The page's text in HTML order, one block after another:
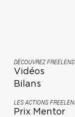
DÉCOUVREZ FREELENS
Vidéos
Bilans
LES ACTIONS
Prix Mentor